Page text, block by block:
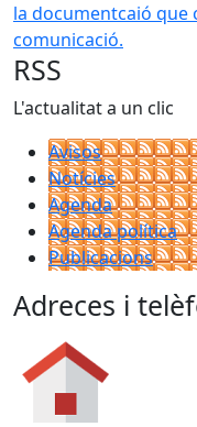
la documentcaió que
comunicació.
RSS
L'actualitat a un clic
Avisos
Notícies
Agenda
Agenda política
Publicacions
Adreces i